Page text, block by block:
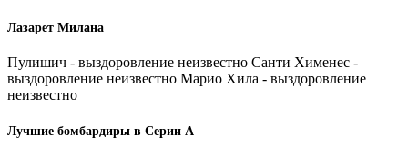
Лазарет Милана
Пулишич - выздоровление неизвестно Санти Хименес -
выздоровление неизвестно Марио Хила - выздоровление
неизвестно
Лучшие бомбардиры в Серии А